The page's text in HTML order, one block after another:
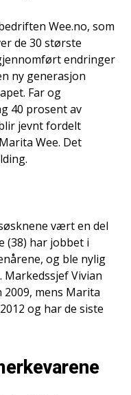
Wee.no, som
de 30 største
endringer
ny generasjon
Far og
40 prosent av
jevnt fordelt
Wee. Det
vært en del
(38) har jobbet i
og ble nylig
Markedssjef Vivian
mens Marita
og har de siste